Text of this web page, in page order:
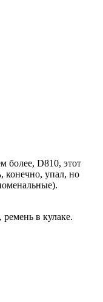
более, D810, этот
конечно, упал, но
в кулаке.